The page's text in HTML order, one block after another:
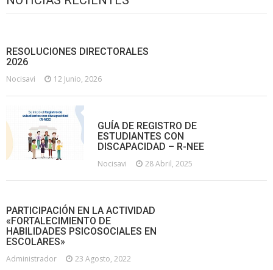
RESOLUCIONES DIRECTORALES
2026
Nocisavi 12 Junio, 2026
GUÍA DE REGISTRO DE
ESTUDIANTES CON
DISCAPACIDAD – R-NEE
Nocisavi 28 Abril, 2025
PARTICIPACIÓN EN LA ACTIVIDAD
«FORTALECIMIENTO DE
HABILIDADES PSICOSOCIALES EN
ESCOLARES»
Administrador 23 Agosto, 2022